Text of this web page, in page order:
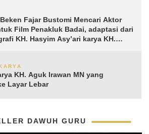
Fajar Bustomi Mencari Aktor
Film Penakluk Badai, adaptasi dari
KH. Hasyim Asy’ari karya KH.
KH. Aguk Irawan MN yang
Layar Lebar
DAWUH GURU